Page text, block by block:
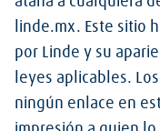
linde.mx. Este sitio
por Linde y su
leyes aplicables.
ningún enlace en